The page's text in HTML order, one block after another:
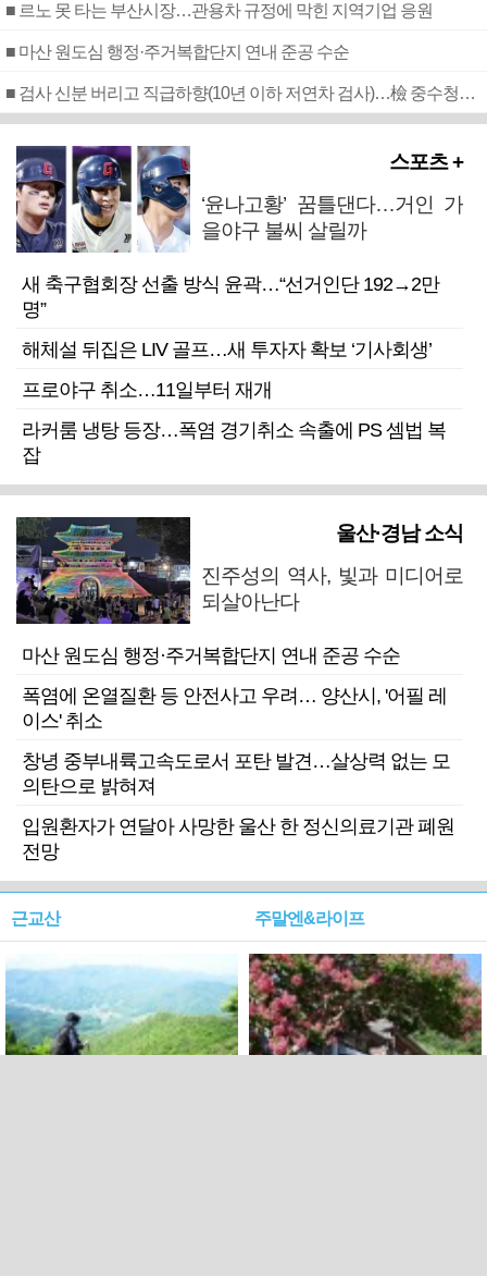
■ 르노 못 타는 부산시장…관용차 규정에 막힌 지역기업 응원
■ 마산 원도심 행정·주거복합단지 연내 준공 수순
■ 검사 신분 버리고 직급하향(10년 이하 저연차 검사)…檢 중수청행 기피
스포츠 +
‘윤나고황’ 꿈틀댄다…거인 가
을야구 불씨 살릴까
새 축구협회장 선출 방식 윤곽…“선거인단 192→2만
명”
해체설 뒤집은 LIV 골프…새 투자자 확보 ‘기사회생’
프로야구 취소…11일부터 재개
라커룸 냉탕 등장…폭염 경기취소 속출에 PS 셈법 복
잡
울산·경남 소식
진주성의 역사, 빛과 미디어로
되살아난다
마산 원도심 행정·주거복합단지 연내 준공 수순
폭염에 온열질환 등 안전사고 우려… 양산시, '어필 레
이스' 취소
창녕 중부내륙고속도로서 포탄 발견…살상력 없는 모
의탄으로 밝혀져
입원환자가 연달아 사망한 울산 한 정신의료기관 폐원
전망
근교산 주말엔&라이프